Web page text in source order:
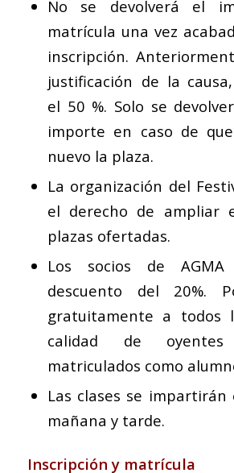
No se devolverá el
matrícula una vez
inscripción.
justificación de la
el 50 %. Solo se
importe en caso de
nuevo la plaza.
La organización del
el derecho de ampliar
plazas ofertadas.
Los socios de
descuento del 20%.
gratuitamente a todos
calidad de
matriculados como
Las clases se
mañana y tarde.
Inscripción y matrícula